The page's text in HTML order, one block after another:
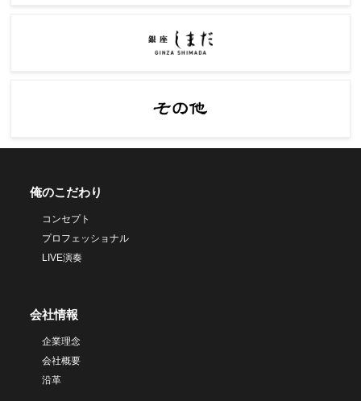
俺のこだわり
コンセプト
プロフェッショナル
LIVE演奏
会社情報
企業理念
会社概要
沿革